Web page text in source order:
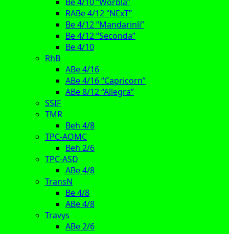
RABe 4/12 “NExT”
Be 4/12 “Mandarinli”
Be 4/12 “Seconda”
Be 4/10
RhB
ABe 4/16
ABe 4/16 “Capricorn”
ABe 8/12 “Allegra”
SSIF
TMR
Beh 4/8
TPC-AOMC
Beh 2/6
TPC-ASD
ABe 4/8
TransN
Be 4/8
ABe 4/8
Travys
ABe 2/6